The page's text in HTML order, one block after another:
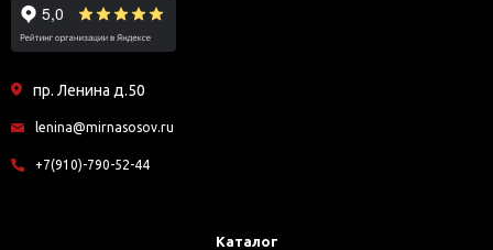
пр. Ленина д.50
lenina@mirnasosov.ru
+7(910)-790-52-44
Каталог